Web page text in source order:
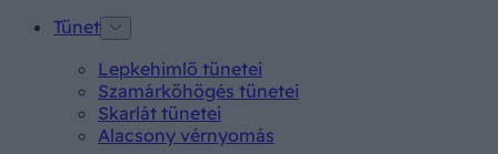
Tünet
Lepkehimlő tünetei
Szamárköhögés tünetei
Skarlát tünetei
Alacsony vérnyomás